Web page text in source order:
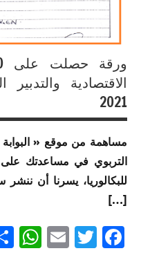
إنجازات
متميزة
في
الامتحان
الموحد
الوطني
للبكالوريا
العلوم
الرياضية
أ
إنجازات
في
الامتحان
الوطني
للبكالوريا
لجميع
المسالك
إنجازات
متميزة
في
الامتحان
الوطني
للبكالوريا
مسلك
الاقتصادية
الاقتصادية
2021
مساهمة من موقع « البوابة
التربوي في مساعدتك على
للبكالوريا، يسرنا أن
[…]
Facebook